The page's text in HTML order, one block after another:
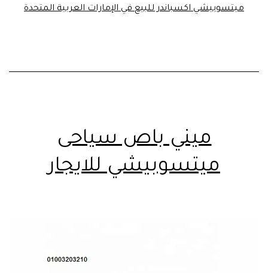
ميتسوبيشي اكسباندر للبيع في الإمارات العربية المتحدة
ميني باص سياحى
ميتسوبيشي للايجار